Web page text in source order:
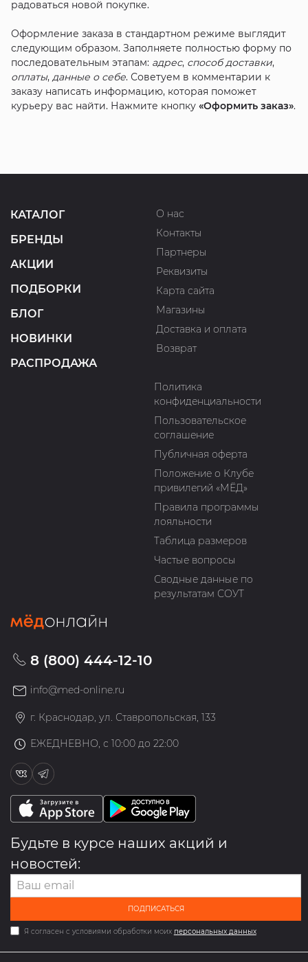
радоваться новой покупке.
Оформление заказа в стандартном режиме выглядит
следующим образом. Заполняете полностью форму по
последовательным этапам: адрес, способ доставки,
оплаты, данные о себе. Советуем в комментарии к
заказу написать информацию, которая поможет
курьеру вас найти. Нажмите кнопку «Оформить заказ».
КАТАЛОГ
БРЕНДЫ
АКЦИИ
ПОДБОРКИ
БЛОГ
НОВИНКИ
РАСПРОДАЖА
О нас
Контакты
Партнеры
Реквизиты
Карта сайта
Магазины
Доставка и оплата
Возврат
Политика
конфиденциальности
Пользовательское
соглашение
Публичная оферта
Положение о Клубе
привилегий «МЁД»
Правила программы
лояльности
Таблица размеров
Частые вопросы
Сводные данные по
результатам СОУТ
8 (800) 444-12-10
info@med-online.ru
г. Краснодар, ул. Ставропольская, 133
ЕЖЕДНЕВНО, с 10:00 до 22:00
Будьте в курсе наших акций и
новостей:
ПОДПИСАТЬСЯ
Я согласен с условиями обработки моих персональных данных